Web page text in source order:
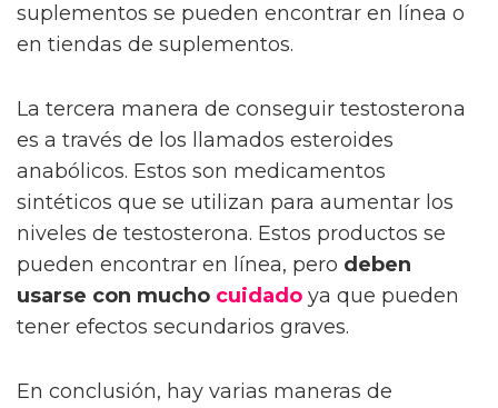
suplementos se pueden encontrar en línea o
en tiendas de suplementos.
La tercera manera de conseguir testosterona
es a través de los llamados esteroides
anabólicos. Estos son medicamentos
sintéticos que se utilizan para aumentar los
niveles de testosterona. Estos productos se
pueden encontrar en línea, pero deben
usarse con mucho cuidado ya que pueden
tener efectos secundarios graves.
En conclusión, hay varias maneras de